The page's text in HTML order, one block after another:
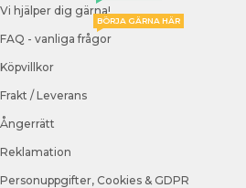
Vi hjälper dig gärna!
FAQ - vanliga frågor
BÖRJA GÄRNA HÄR
Köpvillkor
Frakt / Leverans
Ångerrätt
Reklamation
Personuppgifter, Cookies & GDPR